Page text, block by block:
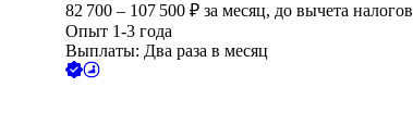
82 700 – 107 500 ₽ за месяц, до вычета налогов
Опыт 1-3 года
Выплаты: Два раза в месяц